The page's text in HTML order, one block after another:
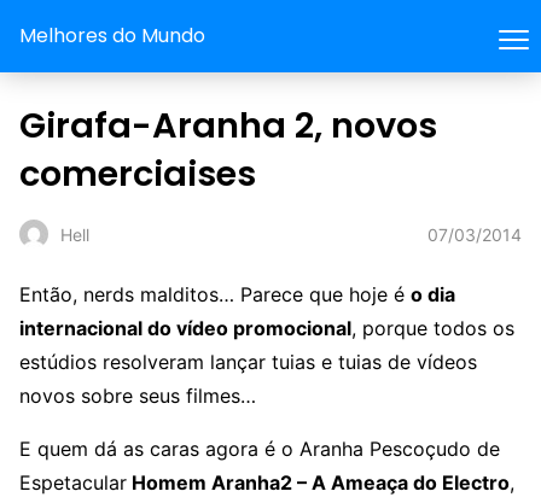
Melhores do Mundo
Girafa-Aranha 2, novos
comerciaises
Hell 07/03/2014
Então, nerds malditos… Parece que hoje é o dia
internacional do vídeo promocional, porque todos os
estúdios resolveram lançar tuias e tuias de vídeos
novos sobre seus filmes…
E quem dá as caras agora é o Aranha Pescoçudo de
Espetacular Homem Aranha2 – A Ameaça do Electro,